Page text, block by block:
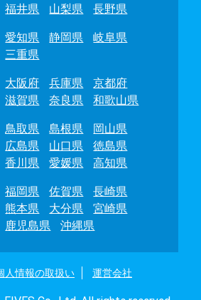
福井県
山梨県
長野県
愛知県 静岡県
岐阜県
三重県
大阪府 兵庫県
京都府
滋賀県
奈良県
和歌山県
鳥取県 島根県
岡山県
広島県
山口県
徳島県
香川県
愛媛県
高知県
福岡県 佐賀県
長崎県
熊本県
大分県
宮崎県
鹿児島県
沖縄県
人情報の取扱い 運営会社